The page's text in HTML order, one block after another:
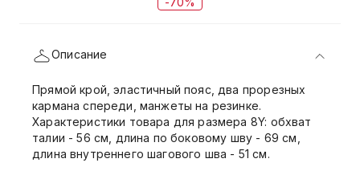
Описание
Прямой крой, эластичный пояс, два прорезных
кармана спереди, манжеты на резинке.
Характеристики товара для размера 8Y: обхват
талии - 56 см, длина по боковому шву - 69 см,
длина внутреннего шагового шва - 51 см.